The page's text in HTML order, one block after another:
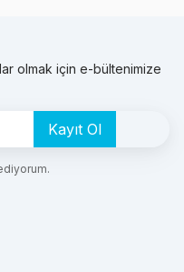
olmak için e-bültenimize
Kayıt Ol